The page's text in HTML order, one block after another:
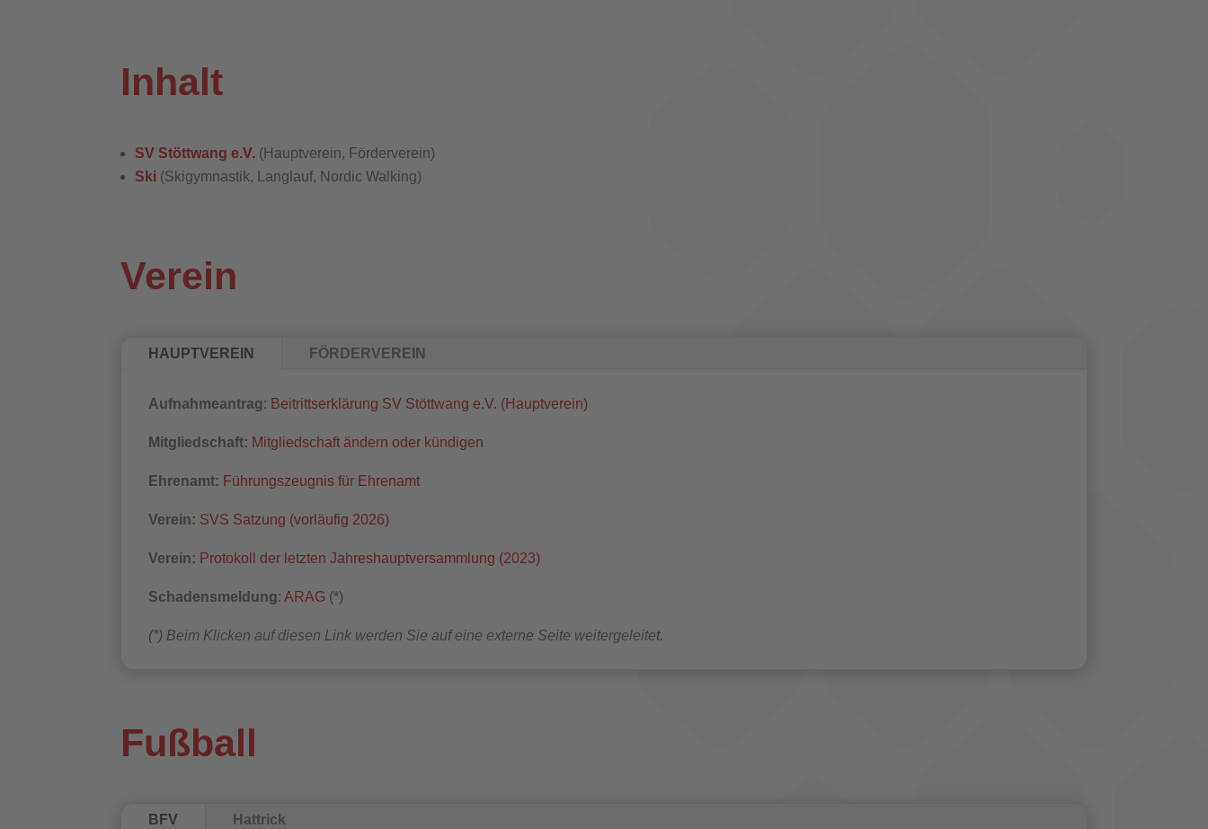
Inhalt
SV Stöttwang e.V. (Hauptverein, Förderverein)
Ski (Skigymnastik, Langlauf, Nordic Walking)
Verein
HAUPTVEREIN FÖRDERVEREIN
Aufnahmeantrag: Beitrittserklärung SV Stöttwang e.V. (Hauptverein)
Mitgliedschaft: Mitgliedschaft ändern oder kündigen
Ehrenamt: Führungszeugnis für Ehrenamt
Verein: SVS Satzung (vorläufig 2026)
Verein: Protokoll der letzten Jahreshauptversammlung (2023)
Schadensmeldung:ARAG (*)
(*) Beim Klicken auf diesen Link werden Sie auf eine externe Seite weitergeleitet.
Fußball
BFV Hattrick